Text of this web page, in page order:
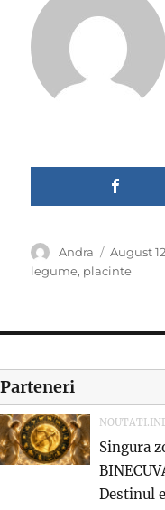
Author
Andra
Posted
on
August
legume, placinte
Parteneri
Singura
Destinul